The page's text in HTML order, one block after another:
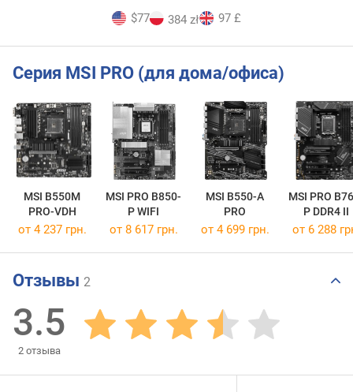
$77 384 zł 97 £
Серия MSI PRO (для дома/офиса)
MSI B550M
PRO-VDH
MSI PRO B850-
P WIFI
MSI B550-A
PRO
MSI PRO
P DDR4 II
от 4 237 грн. от 8 617 грн. от 4 699 грн. от 6 288
Отзывы 2
3.5
2 отзыва